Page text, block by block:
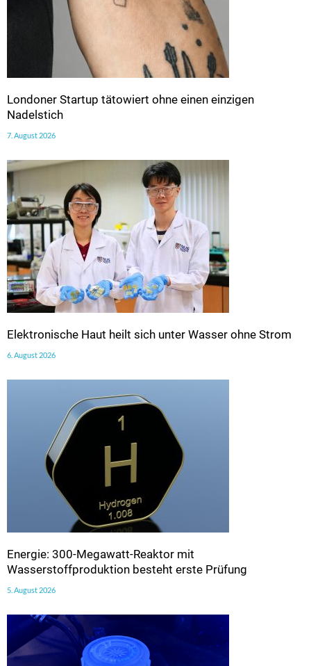
Londoner Startup tätowiert ohne einen einzigen
Nadelstich
7. August 2026
Elektronische Haut heilt sich unter Wasser ohne Strom
6. August 2026
Energie: 300-Megawatt-Reaktor mit
Wasserstoffproduktion besteht erste Prüfung
5. August 2026